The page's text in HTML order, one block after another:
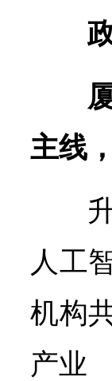
主线
人工
机构
产业